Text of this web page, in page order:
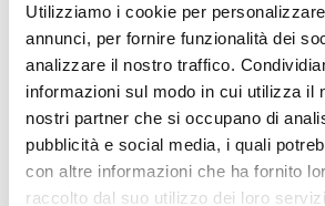
Utilizziamo i cookie per
annunci, per fornire funzionalità dei
analizzare il nostro traffico.
informazioni sul modo in cui utilizza il
nostri partner che si occupano di
pubblicità e social media, i quali
con altre informazioni che ha fornito
raccolto dal suo utilizzo dei loro
- D. Hollier,Il Collegio di
Boringhieri, Torino, 1991.* -
vie del sacro , Einaudi, Torino,
del martirio come atto
E. Pace, Perché le religioni
Laterza, Roma-Bari, 2004.*